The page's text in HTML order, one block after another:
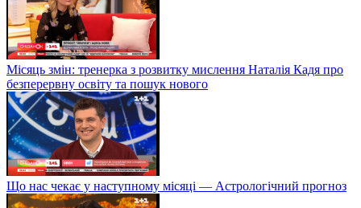
Місяць змін: тренерка з розвитку мислення Наталія Кадя про
безперервну освіту та пошук нового
Що нас чекає у наступному місяці — Астрологічний прогноз